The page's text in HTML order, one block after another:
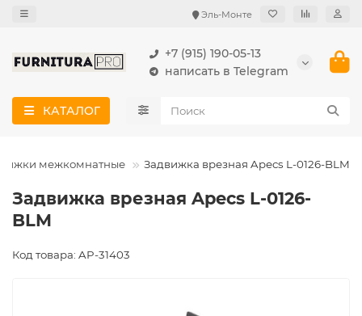
Эль-Монте
+7 (915) 190-05-13
написать в Telegram
КАТАЛОГ
межкомнатные Задвижка врезная Apecs L-0126-BLM
Задвижка врезная Apecs L-0126-
BLM
Код товара: AP-31403